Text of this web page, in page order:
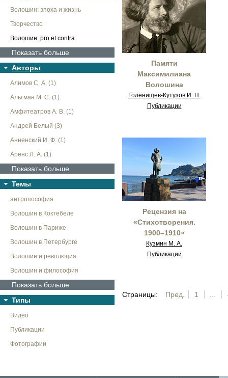
Волошин: эпоха и жизнь
Творчество
Волошин: pro et contra
Показать больше
Авторы
Алимов С. А. (1)
Альтман М. С. (1)
Амфитеатров А. В. (1)
Андрей Белый (3)
Анненский И. Ф. (1)
Аренс Л. А. (1)
Показать больше
Темы
антропософия
Волошин в Коктебеле
Волошин в Париже
Волошин в Петербурге
Волошин и революция
Волошин и философия
Показать больше
Типы
Видео
Публикации
Фотографии
Памяти
Максимилиана
Волошина
Голенищев-Кутузов И. Н.
Публикации
Рецензия на
«Стихотворения.
1900–1910»
Кузмин М. А.
Публикации
Страницы: Пред. 1